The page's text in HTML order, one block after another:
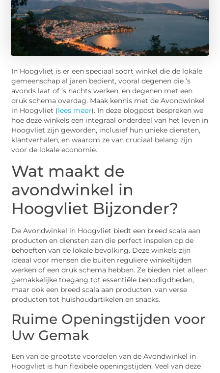
In Hoogvliet is er een speciaal soort winkel die de lokale
gemeenschap al jaren bedient, vooral degenen die ’s
avonds laat of ’s nachts werken, en degenen met een
druk schema overdag. Maak kennis met de Avondwinkel
in Hoogvliet (lees meer). In deze blogpost bespreken we
hoe deze winkels een integraal onderdeel van het leven in
Hoogvliet zijn geworden, inclusief hun unieke diensten,
klantverhalen, en waarom ze van cruciaal belang zijn
voor de lokale economie.
Wat maakt de
avondwinkel in
Hoogvliet Bijzonder?
De Avondwinkel in Hoogvliet biedt een breed scala aan
producten en diensten aan die perfect inspelen op de
behoeften van de lokale bevolking. Deze winkels zijn
ideaal voor mensen die buiten reguliere winkeltijden
werken of een druk schema hebben. Ze bieden niet alleen
gemakkelijke toegang tot essentiële benodigdheden,
maar ook een breed scala aan producten, van verse
producten tot huishoudartikelen en snacks.
Ruime Openingstijden voor
Uw Gemak
Een van de grootste voordelen van de Avondwinkel in
Hoogvliet is hun flexibele openingstijden. Veel van deze